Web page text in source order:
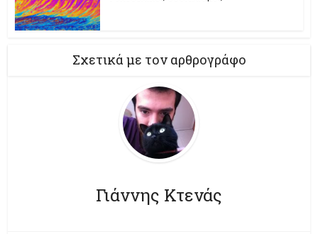
Σχετικά με τον αρθρογράφο
Γιάννης Κτενάς